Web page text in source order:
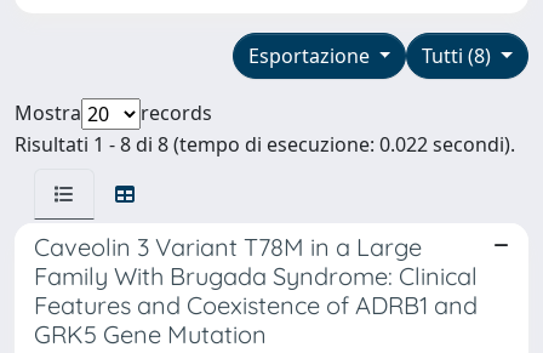
Tutti (8)
Esportazione
Mostra
records
Risultati 1 - 8 di 8 (tempo di esecuzione: 0.022 secondi).
Caveolin 3 Variant T78M in a Large
Family With Brugada Syndrome: Clinical
Features and Coexistence of ADRB1 and
GRK5 Gene Mutation